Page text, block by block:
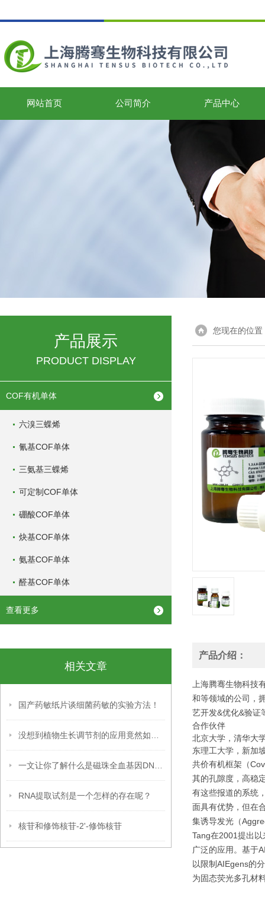
网站首页 公司简介 产品中心
产品展示
PRODUCT DISPLAY
COF有机单体
六溴三蝶烯
氰基COF单体
三氨基三蝶烯
可定制COF单体
硼酸COF单体
炔基COF单体
氨基COF单体
醛基COF单体
查看更多
相关文章
国产药敏纸片谈细菌药敏的实验方法！
RNA提取试剂是一个怎样的存在呢？
核苷和修饰核苷-2'-修饰核苷
您现在的位置
产品介绍：
上海腾骞生物科
和等领域的公司，
艺开发&优化&验证
合作伙伴
北京大学，清华大
东理工大学，新加
共价有机框架（
其的孔隙度，高稳
有这些报道的系统
面具有优势，但在
集诱导发光（
Tang在2001提出
广泛的应用。基于
以限制AIEgens的
为固态荧光多孔材